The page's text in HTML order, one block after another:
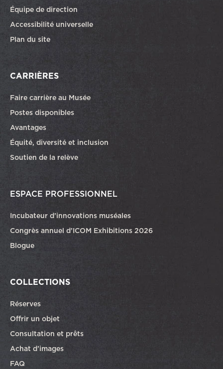
Équipe de direction
Accessibilité universelle
Plan du site
CARRIÈRES
Faire carrière au Musée
Postes disponiblesCe lien ouvrira dans une autre fenêtre
Avantages
Équité, diversité et inclusion
Soutien de la relève
ESPACE PROFESSIONNEL
Incubateur d’innovations muséales
Congrès annuel d’ICOM Exhibitions 2026
Blogue
COLLECTIONS
Réserves
Offrir un objet
Consultation et prêts
Achat d’images
FAQ